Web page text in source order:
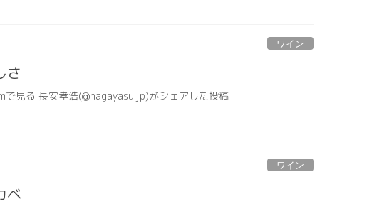
ワイン
さ
見る 長安孝浩(@nagayasu.jp)がシェアした投稿
ワイン
ベ